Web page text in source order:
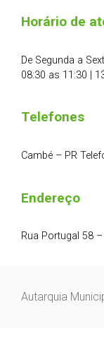
Horário de
De Segunda a
08:30 as 11:30 |
Telefones
Cambé – PR
Endereço
Rua Portugal 58
Autarquia